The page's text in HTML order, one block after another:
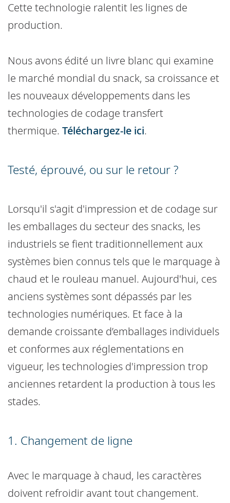
Cette technologie ralentit les lignes de
production.
Nous avons édité un livre blanc qui examine
le marché mondial du snack, sa croissance et
les nouveaux développements dans les
technologies de codage transfert
thermique. Téléchargez-le ici.
Testé, éprouvé, ou sur le retour ?
Lorsqu'il s'agit d'impression et de codage sur
les emballages du secteur des snacks, les
industriels se fient traditionnellement aux
systèmes bien connus tels que le marquage à
chaud et le rouleau manuel. Aujourd'hui, ces
anciens systèmes sont dépassés par les
technologies numériques. Et face à la
demande croissante d’emballages individuels
et conformes aux réglementations en
vigueur, les technologies d'impression trop
anciennes retardent la production à tous les
stades.
1. Changement de ligne
Avec le marquage à chaud, les caractères
doivent refroidir avant tout changement.